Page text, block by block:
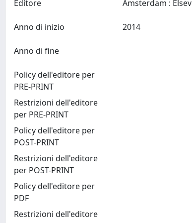
Editore
Anno di inizio
Anno di fine
Policy dell'editore per
PRE-PRINT
Restrizioni dell'editore
per PRE-PRINT
Policy dell'editore per
POST-PRINT
Restrizioni dell'editore
per POST-PRINT
Policy dell'editore per
PDF
Restrizioni dell'editore